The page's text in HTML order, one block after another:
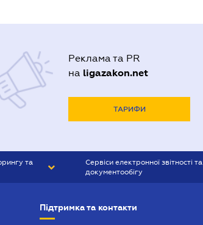
Реклама та PR
на ligazakon.net
ТАРИФИ
та
Сервіси електронної звітності та
документообігу
Підтримка та контакти